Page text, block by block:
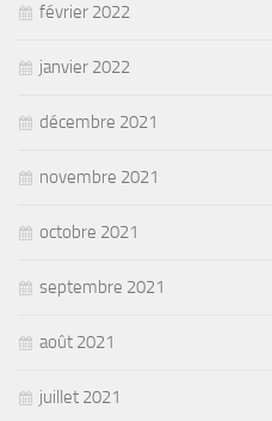
février 2022
janvier 2022
décembre 2021
novembre 2021
octobre 2021
septembre 2021
août 2021
juillet 2021